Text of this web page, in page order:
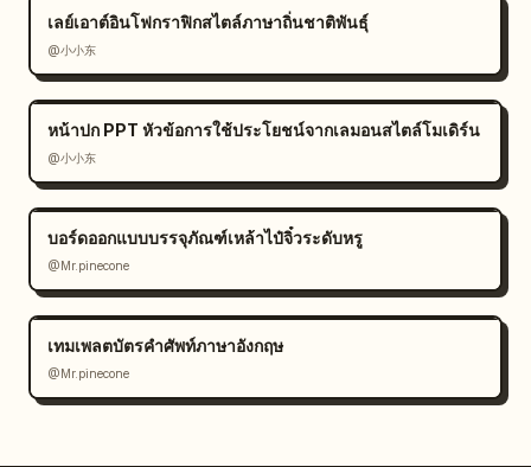
เลย์เอาต์อินโฟกราฟิกสไตล์ภาษาถิ่นชาติพันธุ์
@小小东
หน้าปก PPT หัวข้อการใช้ประโยชน์จากเลมอนสไตล์โมเดิร์น
@小小东
บอร์ดออกแบบบรรจุภัณฑ์เหล้าไป๋จิ๋วระดับหรู
@Mr.pinecone
เทมเพลตบัตรคำศัพท์ภาษาอังกฤษ
@Mr.pinecone